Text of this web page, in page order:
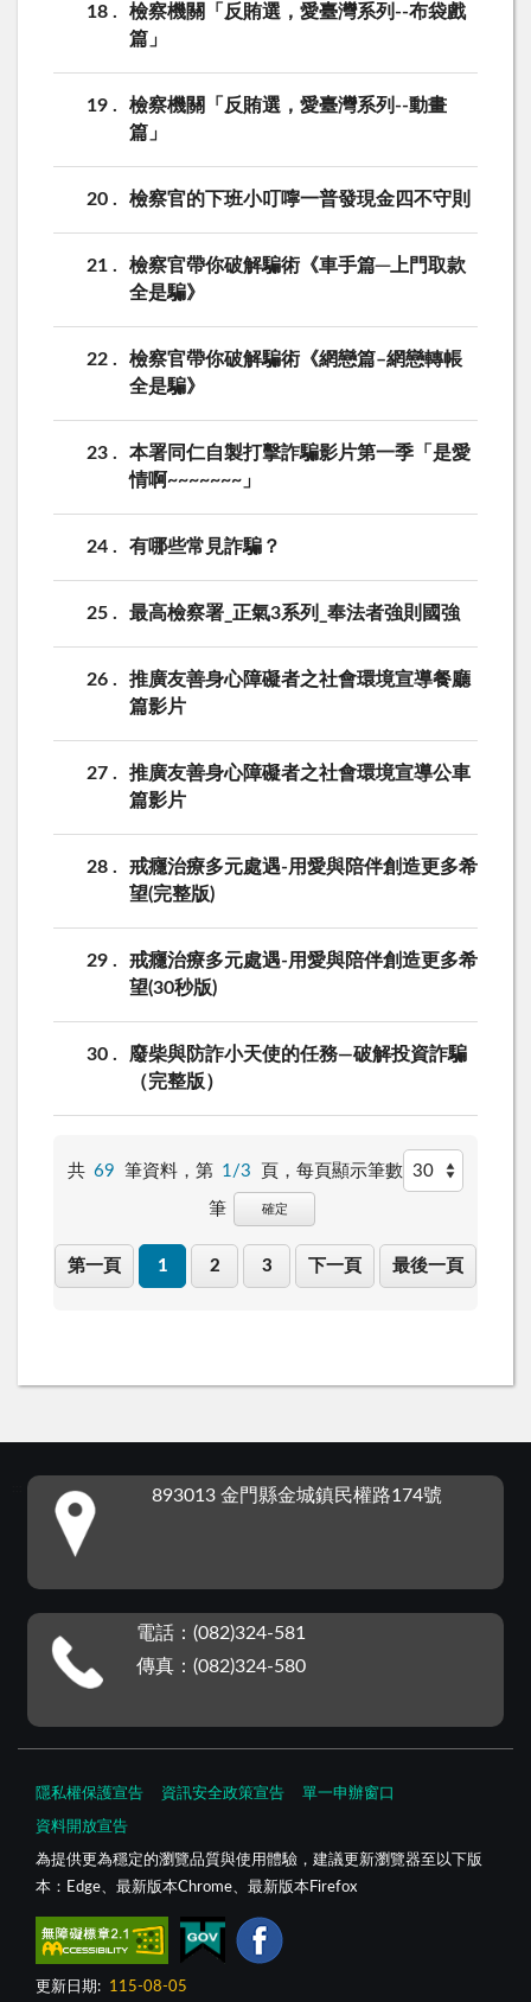
18
檢察機關「反賄選，愛臺灣系列--布袋戲
篇」
19
檢察機關「反賄選，愛臺灣系列--動畫
篇」
20 檢察官的下班小叮嚀一普發現金四不守則
21
檢察官帶你破解騙術《車手篇─上門取款
全是騙》
22
檢察官帶你破解騙術《網戀篇–網戀轉帳
全是騙》
23
本署同仁自製打擊詐騙影片第一季「是愛
情啊~~~~~~~」
24 有哪些常見詐騙？
25 最高檢察署_正氣3系列_奉法者強則國強
26
推廣友善身心障礙者之社會環境宣導餐廳
篇影片
27
推廣友善身心障礙者之社會環境宣導公車
篇影片
28
戒癮治療多元處遇-用愛與陪伴創造更多希
望(完整版)
29
戒癮治療多元處遇-用愛與陪伴創造更多希
望(30秒版)
30
廢柴與防詐小天使的任務—破解投資詐騙
（完整版）
共 69 筆資料，第 1/3 頁， 每頁顯示筆數
筆 確定
第一頁 1 2 3 下一頁 最後一頁
893013 金門縣金城鎮民權路174號
電話：(082)324-581
傳真：(082)324-580
隱私權保護宣告 資訊安全政策宣告 單一申辦窗口
資料開放宣告
為提供更為穩定的瀏覽品質與使用體驗，建議更新瀏覽器至以下版
本：Edge、最新版本Chrome、最新版本Firefox
更新日期: 115-08-05